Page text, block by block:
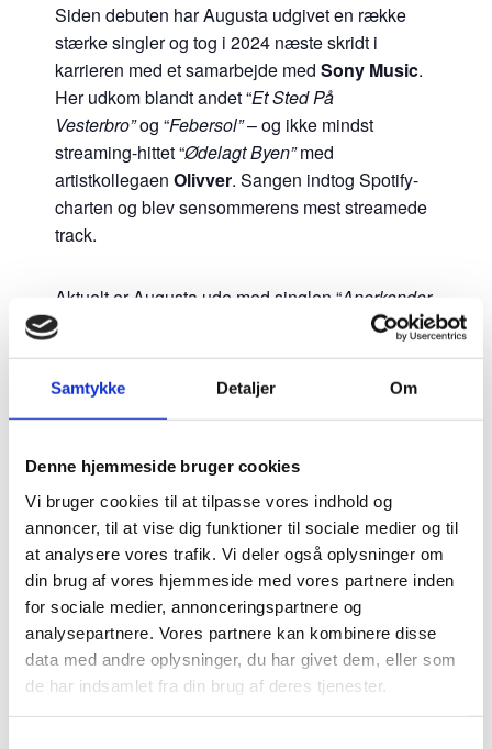
Samtykke Detaljer Om
Denne hjemmeside bruger cookies
Vi bruger cookies til at tilpasse vores indhold og
annoncer, til at vise dig funktioner til sociale medier og til
at analysere vores trafik. Vi deler også oplysninger om
din brug af vores hjemmeside med vores partnere inden
for sociale medier, annonceringspartnere og
analysepartnere. Vores partnere kan kombinere disse
data med andre oplysninger, du har givet dem, eller som
de har indsamlet fra din brug af deres tjenester.
Siden debuten har Augusta udgivet en række
stærke singler og tog i 2024 næste skridt i
karrieren med et samarbejde med Sony Music.
Her udkom blandt andet “Et Sted På
Vesterbro”og “Febersol”– og ikke mindst
streaming-hittet “Ødelagt Byen”med
artistkollegaen Olivver. Sangen indtog Spotify-
charten og blev sensommerens mest streamede
track.
Aktuelt er Augusta ude med singlen “Anerkender
Mig”
– en eftertænksom og ærlig fortælling om
den sårbarhed, der opstår i længslen efter at
blive set og anerkendt.
af ny musik og en tætpakket koncertkalender.
Efteråret 2026 byder alene på 19 nye live-datoer,
hvor publikum kan opleve hendes
stemningsfulde univers folde sig ud på scenen.